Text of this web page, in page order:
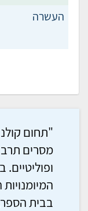
העשרה
"תחום
מסרים
בבית